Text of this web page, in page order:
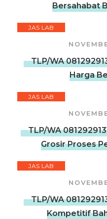
Bersahabat
JAS LAB
TLP/WA
Harga
JAS LAB
TLP/WA
Grosir Proses
JAS LAB
TLP/WA
Kompetitif